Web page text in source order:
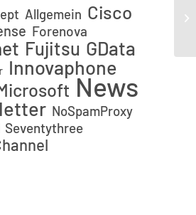
Allgemein Cisco
Forenova
Fujitsu GData
Innovaphone
News
NoSpamProxy
Seventythree